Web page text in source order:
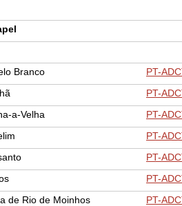
Branco
PT-
PT-
a-Velha
PT-
PT-
PT-
PT-
de Rio de Moinhos
PT-